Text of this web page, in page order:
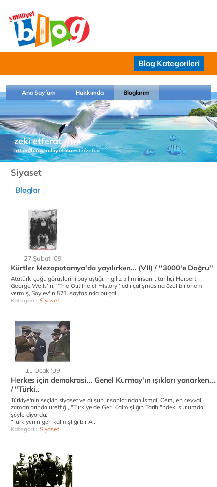
Blog Kategorileri
Ana Sayfam Hakkımda Bloglarım
zeki etferat
http://blog.milliyet.com.tr/zefco
Siyaset
Bloglar
27 Şubat '09
Kürtler Mezopotamya'da yayılırken... (VII) / ''3000'e Doğru''
Atatürk, çoğu görüşlerini paylaştığı, İngiliz bilim insanı , tarihçi Herbert
George Wells'in, ''The Outline of History'' adlı çalışmasına özel bir önem
vermiş, Söylev'in 521. sayfasında bu çal..
Kategori : Siyaset
11 Ocak '09
Herkes için demokrasi... Genel Kurmay'ın ışıkları yanarken...
/ "Türki..
Türkiye'nin seçkin siyaset ve düşün insanlarından İsmail Cem, en cevval
zamanlarında ürettiği, "Türkiye'de Geri Kalmışlığın Tarihi"ndeki sunumda
şöyle diyordu:
"Türkiyenin geri kalmışlığı bir A..
Kategori : Siyaset